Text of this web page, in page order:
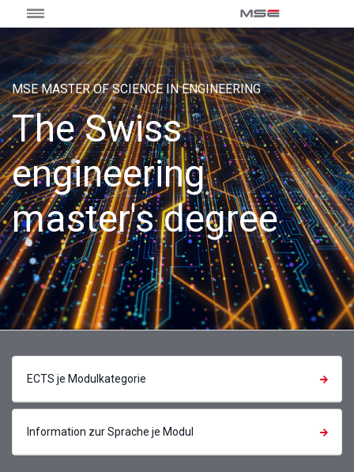
MSE MASTER OF SCIENCE IN ENGINEERING
The Swiss
engineering
master's degree
ECTS je Modulkategorie
Information zur Sprache je Modul